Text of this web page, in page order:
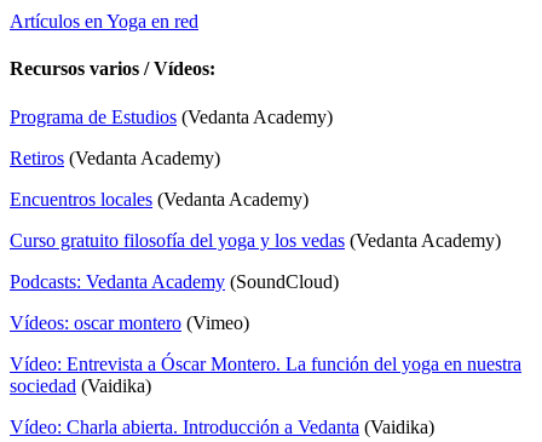
Artículos en Yoga en red
Recursos varios / Vídeos:
Programa de Estudios (Vedanta Academy)
Retiros (Vedanta Academy)
Encuentros locales (Vedanta Academy)
Curso gratuito filosofía del yoga y los vedas (Vedanta Academy)
Podcasts: Vedanta Academy (SoundCloud)
Vídeos: oscar montero (Vimeo)
Vídeo: Entrevista a Óscar Montero. La función del yoga en nuestra
sociedad (Vaidika)
Vídeo: Charla abierta. Introducción a Vedanta (Vaidika)